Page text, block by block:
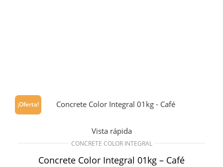
¡Oferta!
Vista rápida
CONCRETE COLOR INTEGRAL
Concrete Color Integral 01kg – Café